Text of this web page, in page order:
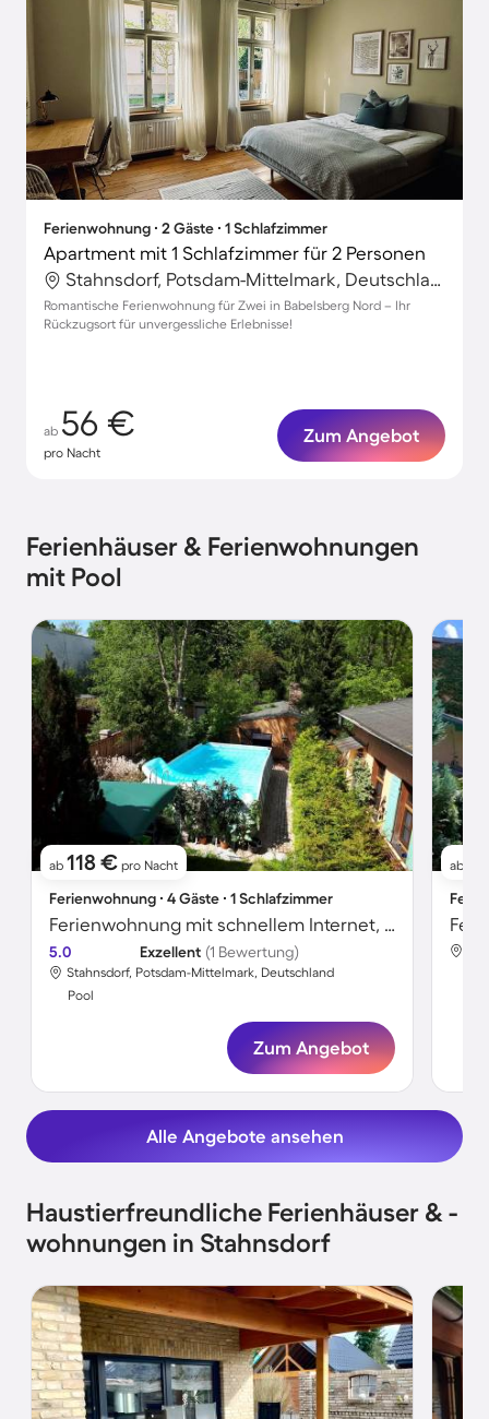
Ferienwohnung ∙ 2 Gäste ∙ 1 Schlafzimmer
Apartment mit 1 Schlafzimmer für 2 Personen
Stahnsdorf, Potsdam-Mittelmark, Deutschland
Romantische Ferienwohnung für Zwei in Babelsberg Nord – Ihr
Rückzugsort für unvergessliche Erlebnisse!
ab 56 €
pro Nacht
Zum Angebot
Ferienhäuser & Ferienwohnungen
mit Pool
ab 118 € pro Nacht
Ferienwohnung ∙ 4 Gäste ∙ 1 Schlafzimmer
Ferienwohnung mit schnellem Internet, Grill und Pool | Gartenblick
5.0 Exzellent (1 Bewertung)
Stahnsdorf, Potsdam-Mittelmark, Deutschland
Pool
Zum Angebot
ab
Alle Angebote ansehen
Haustierfreundliche Ferienhäuser & -
wohnungen in Stahnsdorf